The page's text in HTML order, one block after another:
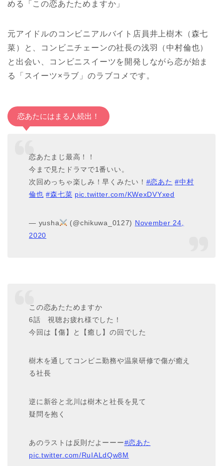
める「この恋あたためますか」
元アイドルのコンビニアルバイト店員井上樹木（森七
菜）と、コンビニチェーンの社長の浅羽（中村倫也）
と出会い、コンビニスイーツを開発しながら恋が始ま
る「スイーツ×ラブ」のラブコメです。
恋あたにはまる人続出！
恋あたまじ最高！！
今まで見たドラマで1番いい。
次回めっちゃ楽しみ！早くみたい！ #恋あた #中村
倫也 #森七菜 pic.twitter.com/KWexDVYxed
— yusha (@chikuwa_0127) November 24,
2020
この恋あたためますか
6話 視聴お疲れ様でした！
今回は【傷】と【癒し】の回でした
樹木を通してコンビニ勤務や温泉研修で傷が癒え
る社長
逆に新谷と北川は樹木と社長を見て
疑問を抱く
あのラストは反則だよーーー#恋あた
pic.twitter.com/RuIALdQw8M